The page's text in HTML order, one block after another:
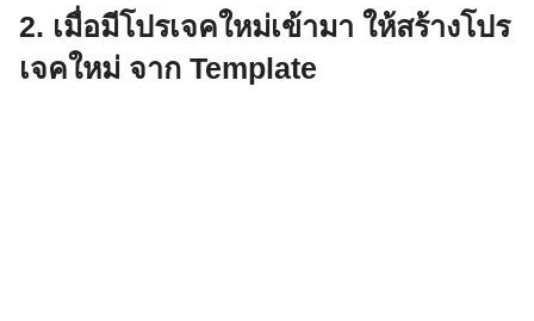
2. เมื่อมีโปรเจคใหม่เข้ามา ให้สร้างโปร
เจคใหม่ จาก Template